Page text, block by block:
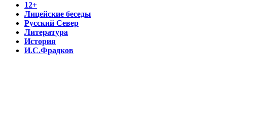
12+
Лицейские беседы
Русский Север
Литература
История
И.С.Фрадков